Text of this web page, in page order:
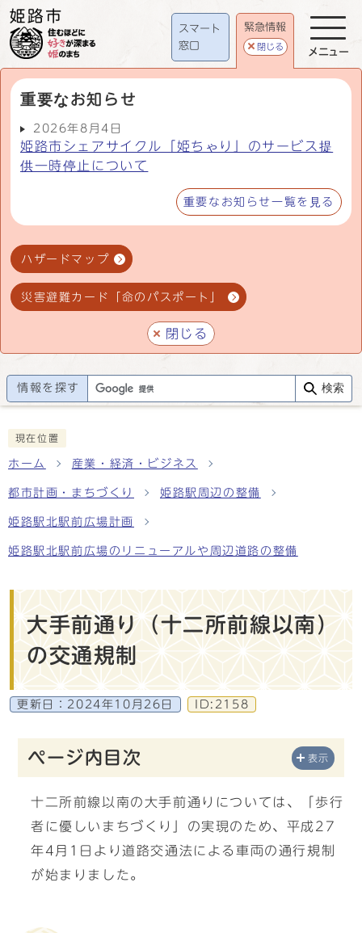
スマート
窓口
緊急情報
閉じる
重要なお知らせ
2026年8月4日
姫路市シェアサイクル「姫ちゃり」のサービス提
供一時停止について
重要なお知らせ一覧を見る
ハザードマップ
災害避難カード「命のパスポート」
閉じる
メニュー
情報を探す 検索
現在位置
ホーム 産業・経済・ビジネス
都市計画・まちづくり 姫路駅周辺の整備
姫路駅北駅前広場計画
姫路駅北駅前広場のリニューアルや周辺道路の整備
大手前通り（十二所前線以南）
の交通規制
更新日： 2024年10月26日 ID:2158
ページ内目次 表示
十二所前線以南の大手前通りについては、「歩行
者に優しいまちづくり」の実現のため、平成27
年4月1日より道路交通法による車両の通行規制
が始まりました。